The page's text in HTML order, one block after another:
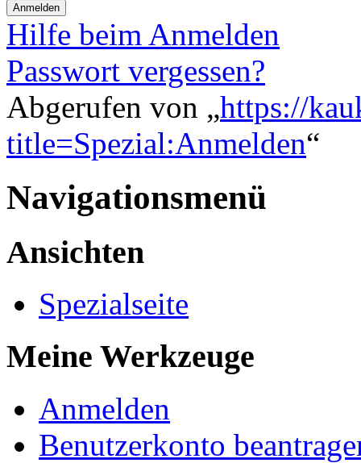
Anmelden
Hilfe beim Anmelden
Passwort vergessen?
Abgerufen von „https://
title=Spezial:Anmelden“
Navigationsmenü
Ansichten
Spezialseite
Meine Werkzeuge
Anmelden
Benutzerkonto